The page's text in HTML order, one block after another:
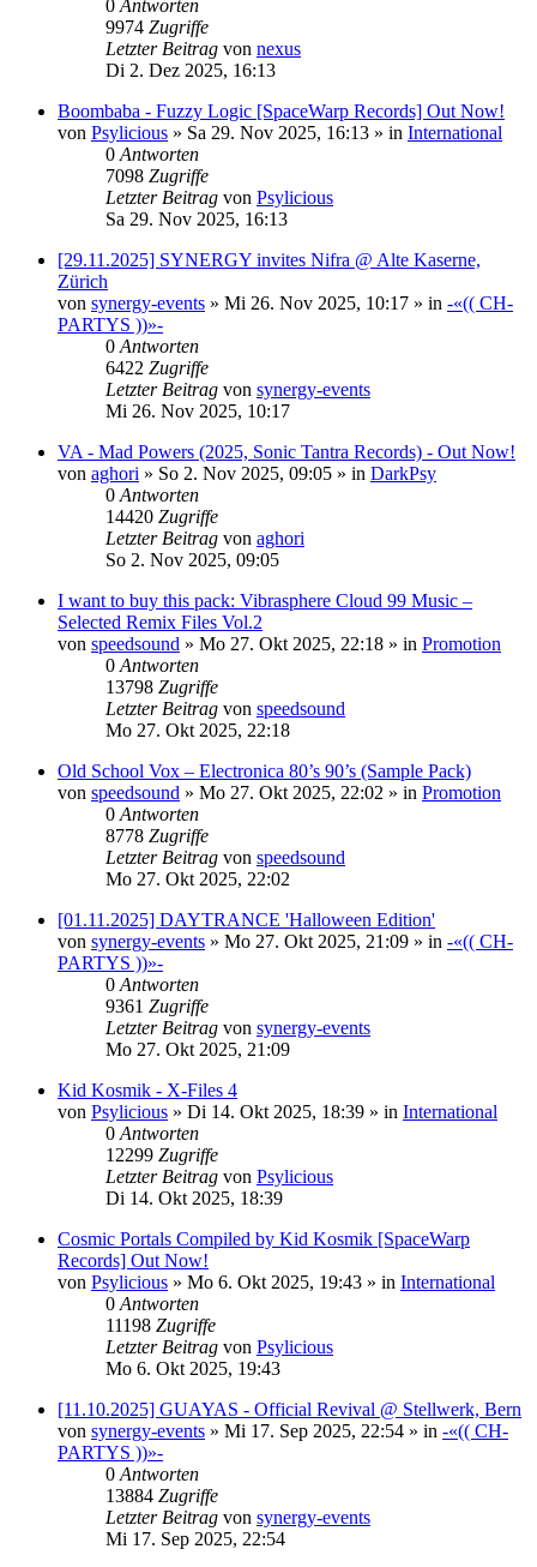
0 Antworten
9974 Zugriffe
Letzter Beitrag von nexus
Di 2. Dez 2025, 16:13
Boombaba - Fuzzy Logic [SpaceWarp Records] Out Now!
von Psylicious » Sa 29. Nov 2025, 16:13 » in International
0 Antworten
7098 Zugriffe
Letzter Beitrag von Psylicious
Sa 29. Nov 2025, 16:13
[29.11.2025] SYNERGY invites Nifra @ Alte Kaserne,
Zürich
von synergy-events » Mi 26. Nov 2025, 10:17 » in -«(( CH-
PARTYS ))»-
0 Antworten
6422 Zugriffe
Letzter Beitrag von synergy-events
Mi 26. Nov 2025, 10:17
VA - Mad Powers (2025, Sonic Tantra Records) - Out Now!
von aghori » So 2. Nov 2025, 09:05 » in DarkPsy
0 Antworten
14420 Zugriffe
Letzter Beitrag von aghori
So 2. Nov 2025, 09:05
I want to buy this pack: Vibrasphere Cloud 99 Music –
Selected Remix Files Vol.2
von speedsound » Mo 27. Okt 2025, 22:18 » in Promotion
0 Antworten
13798 Zugriffe
Letzter Beitrag von speedsound
Mo 27. Okt 2025, 22:18
Old School Vox – Electronica 80’s 90’s (Sample Pack)
von speedsound » Mo 27. Okt 2025, 22:02 » in Promotion
0 Antworten
8778 Zugriffe
Letzter Beitrag von speedsound
Mo 27. Okt 2025, 22:02
[01.11.2025] DAYTRANCE 'Halloween Edition'
von synergy-events » Mo 27. Okt 2025, 21:09 » in -«(( CH-
PARTYS ))»-
0 Antworten
9361 Zugriffe
Letzter Beitrag von synergy-events
Mo 27. Okt 2025, 21:09
Kid Kosmik - X-Files 4
von Psylicious » Di 14. Okt 2025, 18:39 » in International
0 Antworten
12299 Zugriffe
Letzter Beitrag von Psylicious
Di 14. Okt 2025, 18:39
Cosmic Portals Compiled by Kid Kosmik [SpaceWarp
Records] Out Now!
von Psylicious » Mo 6. Okt 2025, 19:43 » in International
0 Antworten
11198 Zugriffe
Letzter Beitrag von Psylicious
Mo 6. Okt 2025, 19:43
[11.10.2025] GUAYAS - Official Revival @ Stellwerk, Bern
von synergy-events » Mi 17. Sep 2025, 22:54 » in -«(( CH-
PARTYS ))»-
0 Antworten
13884 Zugriffe
Letzter Beitrag von synergy-events
Mi 17. Sep 2025, 22:54